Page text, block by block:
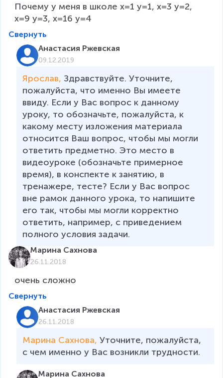
Почему у меня в школе x=1 y=1, x=3 y=2,
x=9 y=3, x=16 y=4
Свернуть
Анастасия Ржевская
09.12.2019
Ярослав, Здравствуйте. Уточните,
пожалуйста, что именно Вы имеете
ввиду. Если у Вас вопрос к данному
уроку, то обозначьте, пожалуйста, к
какому месту изложения материала
относится Ваш вопрос, чтобы мы могли
ответить предметно. Это место в
видеоуроке (обозначьте примерное
время), в конспекте к занятию, в
тренажере, тесте? Если у Вас вопрос
вне рамок данного урока, то напишите
его так, чтобы мы могли корректно
ответить, например, с приведением
полного условия задачи.
Марина Сахнова
26.11.2018
очень сложно
Свернуть
Анастасия Ржевская
26.11.2018
Марина Сахнова, Уточните, пожалуйста,
с чем именно у Вас возникли трудности.
Марина Сахнова